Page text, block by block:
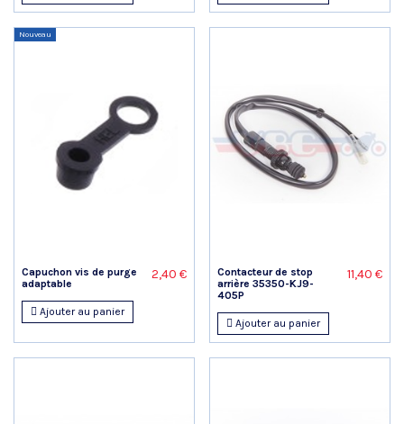
Nouveau
Capuchon vis de purge
adaptable
2,40 €
Ajouter au panier
Contacteur de stop
arrière 35350-KJ9-
405P
11,40 €
Ajouter au panier